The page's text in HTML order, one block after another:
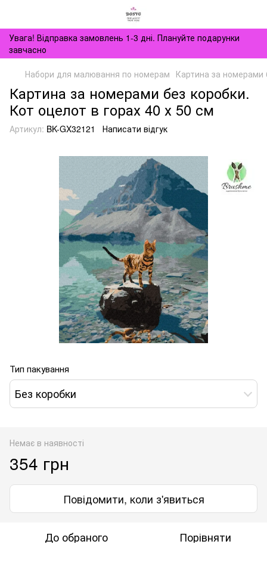
Увага! Відправка замовлень 1-3 дні. Плануйте подарунки
завчасно
Набори для малювання по номерам Картина за номерами
Картина за номерами без коробки.
Кот оцелот в горах 40 х 50 см
Артикул: BK-GX32121 Написати відгук
Тип пакування
Без коробки
Немає в наявності
354 грн
Повідомити, коли з'явиться
До обраного Порівняти